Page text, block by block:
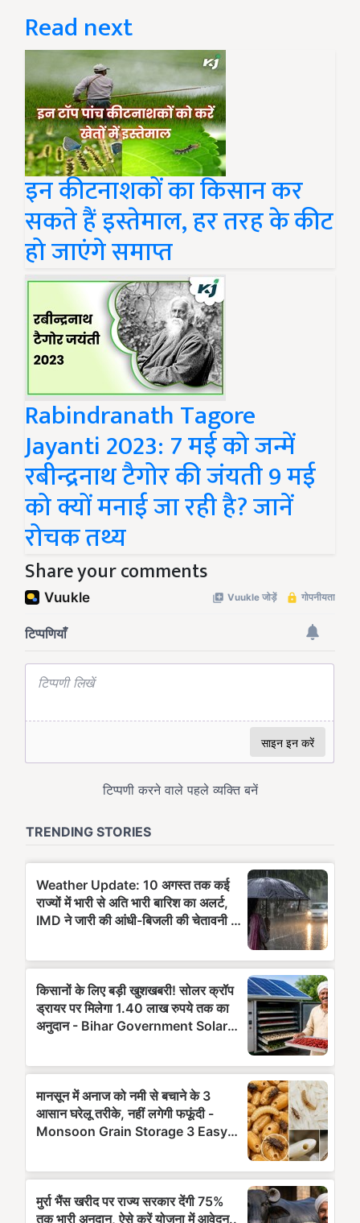
Read next
इन कीटनाशकों का किसान कर
सकते हैं इस्तेमाल, हर तरह के कीट
हो जाएंगे समाप्त
Rabindranath Tagore
Jayanti 2023: 7 मई को जन्में
रबीन्द्रनाथ टैगोर की जंयती 9 मई
को क्यों मनाई जा रही है? जानें
रोचक तथ्य
Share your comments